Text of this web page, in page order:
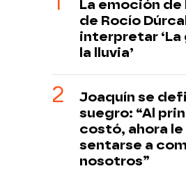
La emoción de
de Rocío
interpretar
la lluvia’
Joaquín se
suegro: “Al
costó, ahora
sentarse a
nosotros”